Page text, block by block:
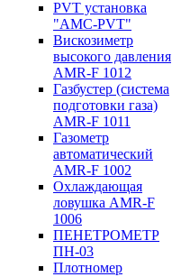
PVT установка
"AMC-PVT"
Вискозиметр
высокого давления
AMR-F 1012
Газбустер (система
подготовки газа)
AMR-F 1011
Газометр
автоматический
AMR-F 1002
Охлаждающая
ловушка AMR-F
1006
ПЕНЕТРОМЕТР
ПН-03
Плотномер